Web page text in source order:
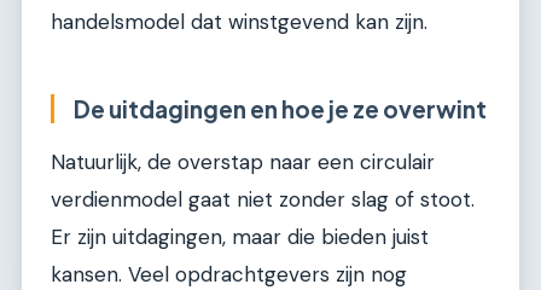
handelsmodel dat winstgevend kan zijn.
De uitdagingen en hoe je ze overwint
Natuurlijk, de overstap naar een circulair
verdienmodel gaat niet zonder slag of stoot.
Er zijn uitdagingen, maar die bieden juist
kansen. Veel opdrachtgevers zijn nog